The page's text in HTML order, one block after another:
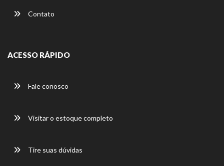
Contato
ACESSO RÁPIDO
Fale conosco
Visitar o estoque completo
Tire suas dúvidas